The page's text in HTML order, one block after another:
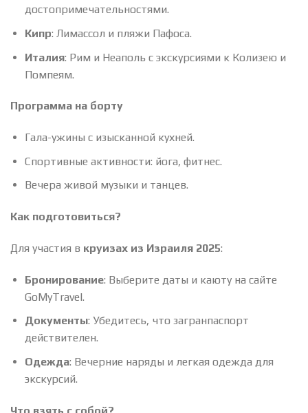
достопримечательностями.
Кипр: Лимассол и пляжи Пафоса.
Италия: Рим и Неаполь с экскурсиями к Колизею и
Помпеям.
Программа на борту
Гала-ужины с изысканной кухней.
Спортивные активности: йога, фитнес.
Вечера живой музыки и танцев.
Как подготовиться?
Для участия в круизах из Израиля 2025:
Бронирование: Выберите даты и каюту на сайте
GoMyTravel.
Документы: Убедитесь, что загранпаспорт
действителен.
Одежда: Вечерние наряды и легкая одежда для
экскурсий.